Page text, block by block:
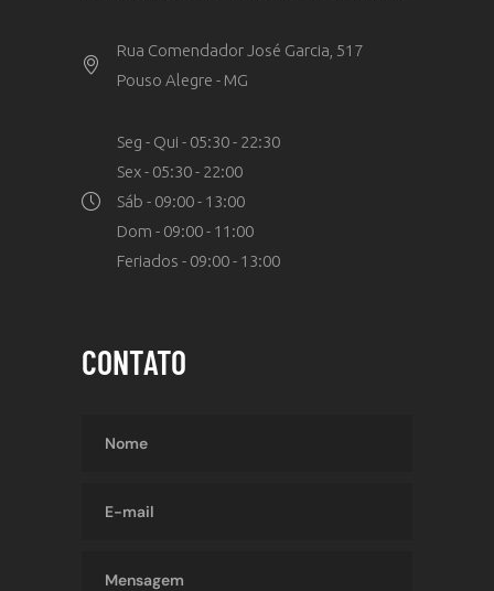
Rua Comendador José Garcia, 517
Pouso Alegre - MG
Seg - Qui - 05:30 - 22:30
Sex - 05:30 - 22:00
Sáb - 09:00 - 13:00
Dom - 09:00 - 11:00
Feriados - 09:00 - 13:00
CONTATO